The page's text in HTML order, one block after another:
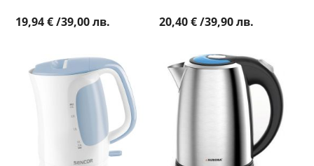
19,94 €/39,00 лв. 20,40 €/39,90 лв.